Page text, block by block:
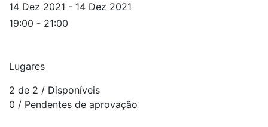
14 Dez 2021 - 14 Dez 2021
19:00 - 21:00
Lugares
2 de 2 / Disponíveis
0 / Pendentes de aprovação